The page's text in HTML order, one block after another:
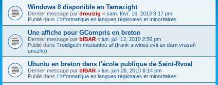
Windows 8 disponible en Tamazight
Dernier message par drouizig « sam. févr. 16, 2013 9:17 pm
Publié dans L'informatique en langues régionales et minoritaires
Une affiche pour GCompris en breton
Dernier message par bIBAR « lun. juil. 12, 2010 2:56 pm
Publié dans Troidigezh meziantoù all (frank a wirioù evit an darn vrasañ
anezho)
Ubuntu en breton dans l'école publique de Saint-Rvoal
Dernier message par bIBAR « lun. juin 28, 2010 8:14 pm
Publié dans L'informatique en langues régionales et minoritaires